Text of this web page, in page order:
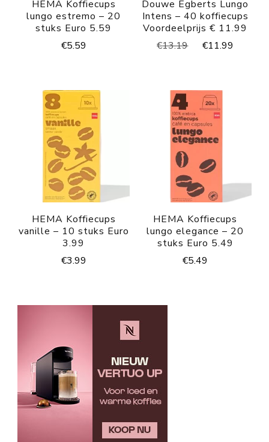
HEMA Koffiecups
lungo estremo – 20
stuks Euro 5.59
€5.59
Douwe Egberts Lungo
Intens – 40 koffiecups
Voordeelprijs € 11.99
€13.19
Oorspronkelijke
€11.99
HEMA Koffiecups
vanille – 10 stuks Euro
3.99
€3.99
HEMA Koffiecups
lungo elegance – 20
stuks Euro 5.49
€5.49